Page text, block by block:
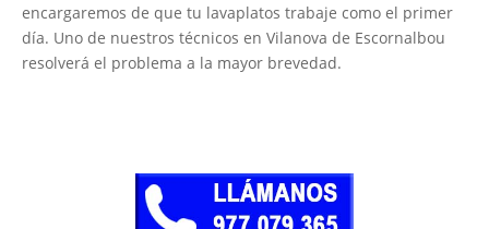
encargaremos de que tu lavaplatos trabaje como el primer
día. Uno de nuestros técnicos en Vilanova de Escornalbou
resolverá el problema a la mayor brevedad.